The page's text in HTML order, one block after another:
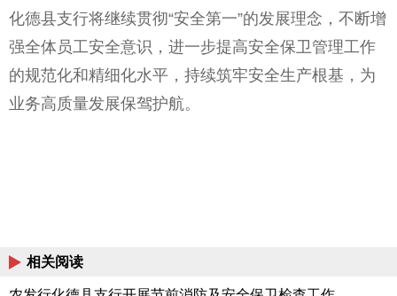
化德县支行将继续贯彻“安全第一”的发展理念，不断增
强全体员工安全意识，进一步提高安全保卫管理工作
的规范化和精细化水平，持续筑牢安全生产根基，为
业务高质量发展保驾护航。
相关阅读